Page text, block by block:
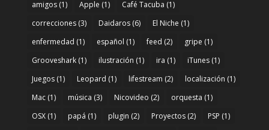
amigos(1) Apple (1) Café Tacuba (1)
correcciones(3) Daidaros(6) El Niche (1)
enfermedad (1) español (1) feed (2) gripe (1)
Grooveshark(1) ilustración (1) ira (1) iTunes(1)
Juegos(1) Leopard (1) lifestream (2) localización (1)
Mac(1) música (3) Nicovideo (2) orquesta (1)
OSX(1) papá (1) plugin (2) Proyectos(2) PSP (1)